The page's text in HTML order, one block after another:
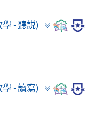
- 聽説)
Toggle
panel
- 讀寫)
Toggle
panel